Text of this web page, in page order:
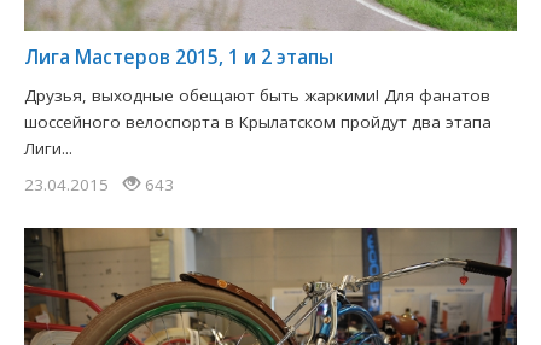
Лига Мастеров 2015, 1 и 2 этапы
Друзья, выходные обещают быть жаркими! Для фанатов
шоссейного велоспорта в Крылатском пройдут два этапа
Лиги...
23.04.2015
643